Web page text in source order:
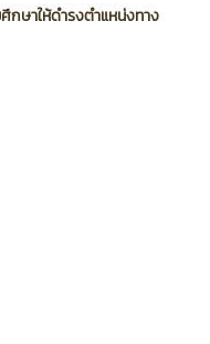
ษาให้ดำรงตำแหน่งทาง